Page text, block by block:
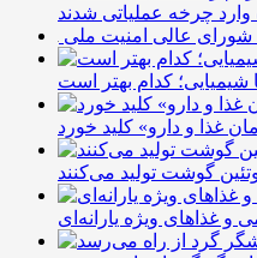
وارد چرخه عملیاتی شدند
شورای عالی امنیت ملی
شیمیایی؛ کدام بهتر است
غذا و دارو» کلید خورد
گوشت تولید می‌کنند
ویژه یارانه‌ای